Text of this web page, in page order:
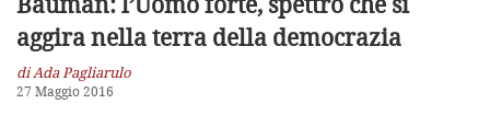
aggira nella terra della democrazia
di Ada Pagliarulo
27 Maggio 2016